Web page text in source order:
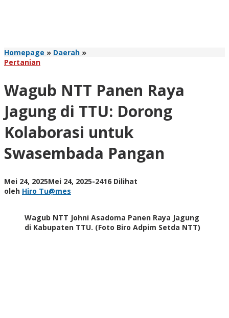
Homepage » Daerah »Wagub
Jagung
TTU:
Dorong
Kolaborasi
untuk
Swasembada
Pangan
Pertanian
Wagub NTT Panen Raya
Jagung di TTU: Dorong
Kolaborasi untuk
Swasembada Pangan
Mei 24, 2025Mei 24, 2025oleh
-2416 Dilihat
oleh Hiro Tu@mes
Wagub NTT Johni Asadoma Panen Raya Jagung
di Kabupaten TTU. (Foto Biro Adpim Setda NTT)